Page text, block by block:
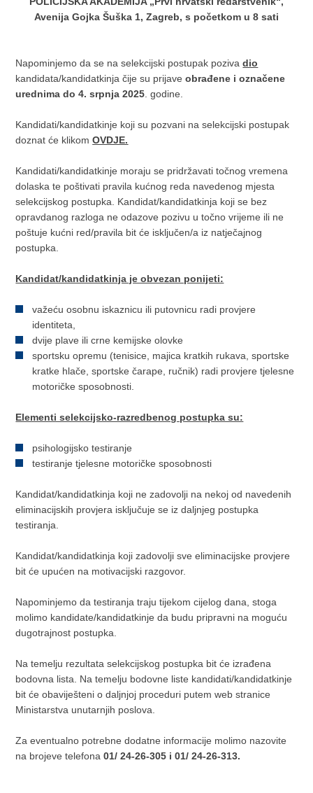
Avenija Gojka Šuška 1, Zagreb, s početkom u 8 sati
Napominjemo da se na selekcijski postupak pozivadio
kandidata/kandidatkinja čije su prijaveobrađene i označene
urednima do 4. srpnja 2025 . godine.
Kandidati/kandidatkinje koji su pozvani na selekcijski postupak
doznat će klikomOVDJE.
Kandidati/kandidatkinje moraju se pridržavati točnog vremena
dolaska te poštivati pravila kućnog reda navedenog mjesta
selekcijskog postupka. Kandidat/kandidatkinja koji se bez
opravdanog razloga ne odazove pozivu u točno vrijeme ili ne
poštuje kućni red/pravila bit će isključen/a iz natječajnog
postupka.
Kandidat/kandidatkinja je obvezan ponijeti:
važeću osobnu iskaznicu ili putovnicu radi provjere
identiteta,
dvije plave ili crne kemijske olovke
sportsku opremu (tenisice, majica kratkih rukava, sportske
kratke hlače, sportske čarape, ručnik) radi provjere tjelesne
motoričke sposobnosti.
Elementi selekcijsko-razredbenog postupka su:
psihologijsko testiranje
testiranje tjelesne motoričke sposobnosti
Kandidat/kandidatkinja koji ne zadovolji na nekoj od navedenih
eliminacijskih provjera isključuje se iz daljnjeg postupka
testiranja.
Kandidat/kandidatkinja koji zadovolji sve eliminacijske provjere
bit će upućen na motivacijski razgovor.
Napominjemo da testiranja traju tijekom cijelog dana, stoga
molimo kandidate/kandidatkinje da budu pripravni na moguću
dugotrajnost postupka.
Na temelju rezultata selekcijskog postupka bit će izrađena
bodovna lista. Na temelju bodovne liste kandidati/kandidatkinje
bit će obaviješteni o daljnjoj proceduri putem web stranice
Ministarstva unutarnjih poslova.
Za eventualno potrebne dodatne informacije molimo nazovite
na brojeve telefona01/ 24-26-305 i 01/ 24-26-313.